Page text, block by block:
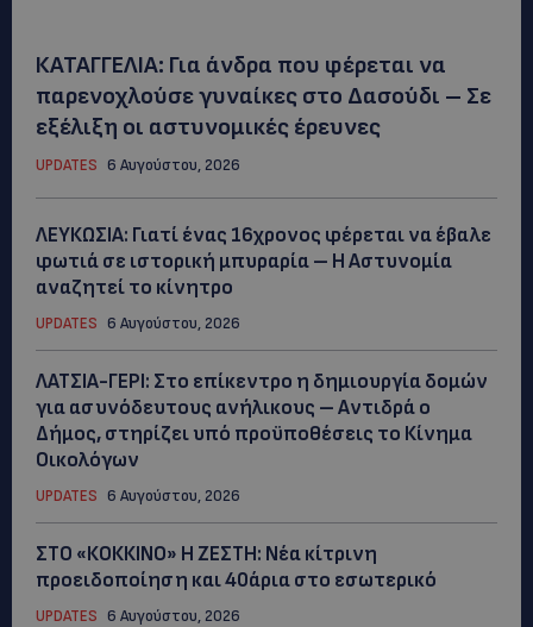
ΚΑΤΑΓΓΕΛΙΑ: Για άνδρα που φέρεται να
παρενοχλούσε γυναίκες στο Δασούδι – Σε
εξέλιξη οι αστυνομικές έρευνες
UPDATES 6 Αυγούστου, 2026
ΛΕΥΚΩΣΙΑ: Γιατί ένας 16χρονος φέρεται να έβαλε
φωτιά σε ιστορική μπυραρία – Η Αστυνομία
αναζητεί το κίνητρο
UPDATES 6 Αυγούστου, 2026
ΛΑΤΣΙΑ-ΓΕΡΙ: Στο επίκεντρο η δημιουργία δομών
για ασυνόδευτους ανήλικους – Αντιδρά ο
Δήμος, στηρίζει υπό προϋποθέσεις το Κίνημα
Οικολόγων
UPDATES 6 Αυγούστου, 2026
ΣΤΟ «ΚΟΚΚΙΝΟ» Η ΖΕΣΤΗ: Νέα κίτρινη
προειδοποίηση και 40άρια στο εσωτερικό
UPDATES 6 Αυγούστου, 2026